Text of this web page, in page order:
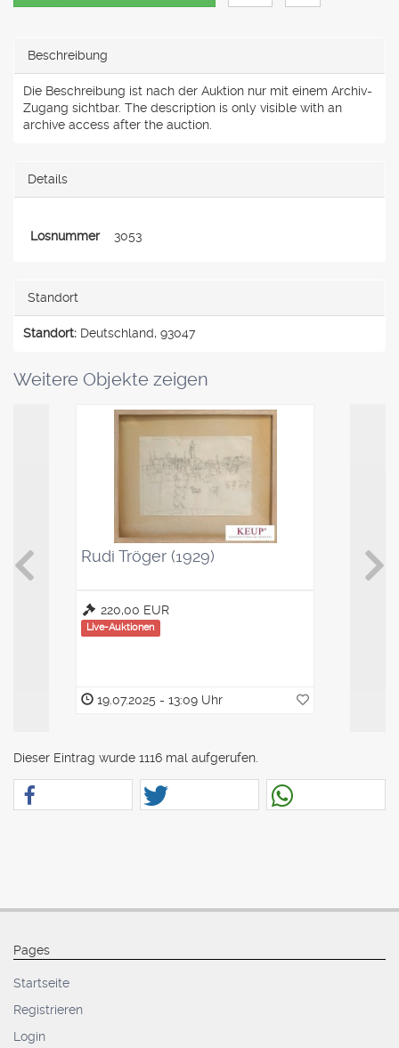
Beschreibung
Die Beschreibung ist nach der Auktion nur mit einem Archiv-
Zugang sichtbar. The description is only visible with an
archive access after the auction.
Details
Losnummer 3053
Standort
Standort: Deutschland, 93047
Weitere Objekte zeigen
Rudi Tröger (1929)
220,00 EUR
Live-Auktionen
19.07.2025 - 13:09 Uhr
Dieser Eintrag wurde 1116 mal aufgerufen.
Pages
Startseite
Registrieren
Login